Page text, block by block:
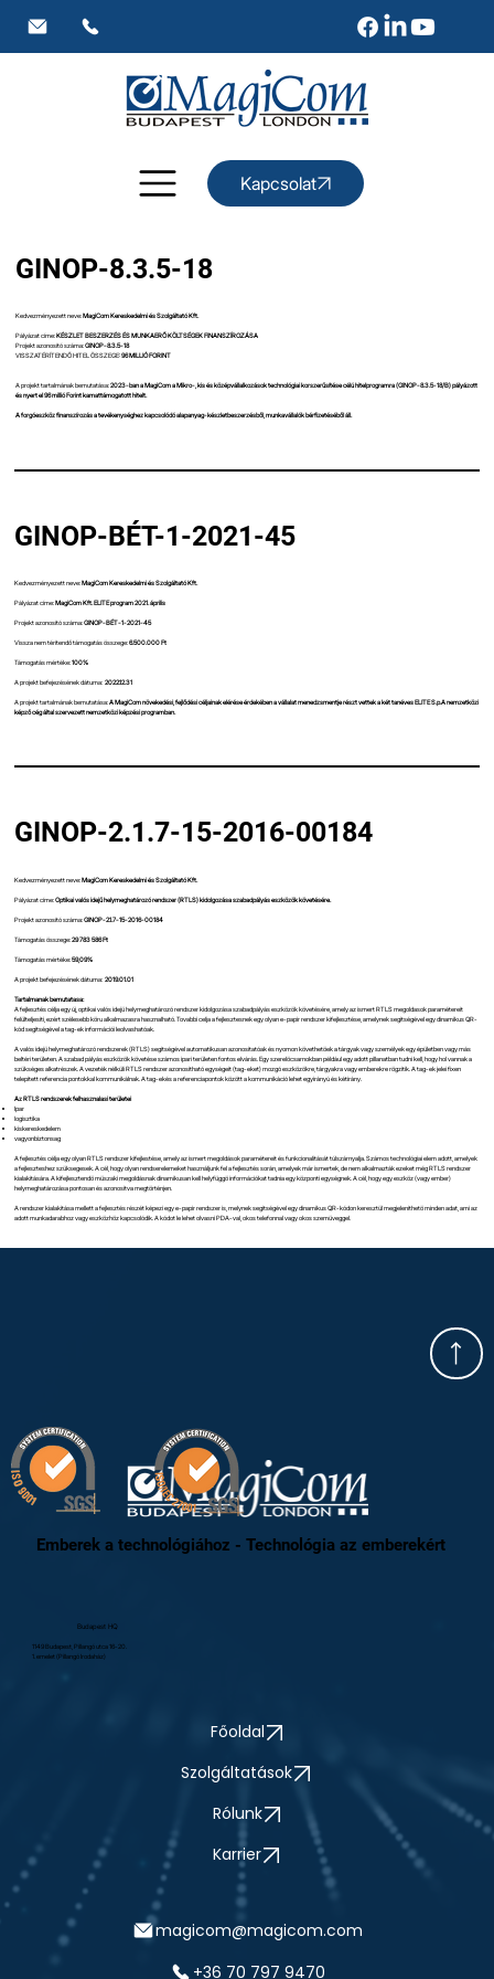
Kapcsolat
GINOP-8.3.5-18
Kedvezményezett neve:MagiCom Kereskedelmi és Szolgáltató Kft.
Pályázat címe:KÉSZLET BESZERZÉS ÉS MUNKAERŐ KÖLTSÉGEK FINANSZÍROZÁSA
Projekt azonosító száma:GINOP-8.3.5-18
VISSZATÉRÍTENDŐ HITEL ÖSSZEGE:96 MILLIÓ FORINT
A projekt tartalmának bemutatása:2023-ban a MagiCom a Mikro-, kis és középvállalkozások technológiai korszerűsítése célú hitelprogramra (GINOP-8.3.5-18/B) pályázott
és nyert el 96 millió Forint kamattámogatott hitelt.
A forgóeszköz finanszírozás a tevékenységhez kapcsolódó alapanyag-készletbeszerzésből, munkavállalók bérfizetéséből áll.
GINOP-BÉT-1-2021-45
Kedvezményezett neve:MagiCom Kereskedelmi és Szolgáltató Kft.
Pályázat címe:MagiCom Kft. ELITE program 2021. április
Projekt azonosító száma:GINOP-BÉT-1-2021-45
Vissza nem térítendő támogatás összege:6.500.000 Ft
Támogatás mértéke:100%
A projekt befejezésének dátuma: 2022.12.31
A projekt tartalmának bemutatása:A MagiCom növekedési, fejlődési céljainak elérése érdekében a vállalat menedzsmentje részt vettek a két tanéves ELITE S.p.A nemzetközi
képző cég által szervezett nemzetközi képzési programban.
GINOP-2.1.7-15-2016-00184
Kedvezményezett neve:MagiCom Kereskedelmi és Szolgáltató Kft.
Pályázat címe:Optikai valós idejű helymeghatározó rendszer (RTLS) kidolgozása szabadpályás eszközök követésére.
Projekt azonosító száma:GINOP-2.1.7-15-2016-00184
Támogatás összege:29 783 586 Ft
Támogatás mértéke:59,09%
A projekt befejezésének dátuma: 2019.01.01
Tartalmanak bemutatasa:
A fejlesztés célja egy új, optikai valós idejü helymeghatározó rendszer kidolgozása szabadpályás eszközök követésére, amely az ismert RTLS megoldasok paramétereit
felülteljesiti, ezért szélesebb köru alkalmazasra hasznalható. Tovabbi celja a fejlesztesnek egy olyan e-papir rendszer kifejlesztése, amelynek segitségével egy dinamikus QR-
kód segitségével a tag-ek információi leolvashatóak.
A valós idejü helymeghatározó rendszerek (RTLS) segitségével automatikusan azonositatóak és nyomon követhetöek a tárgyak vagy személyek egy épületben vagy más
beltéri területen. A szabad pályás eszközök követése számos ipari területen fontos elvárás. Egy szerelöcsarnokban például egy adott pillanatban tudni kell, hogy hol vannak a
szükséges alkatrészek. A vezeték nélküli RTLS rendszer azonositható egységeit (tag-eket) mozgó eszközökre, tárgyakra vagy emberekre rögzitik. A tag-ek jelei fixen
telepitett referencia pontokkal kommunikálnak. A tag-ekés a referenciapontok között a kommunikáció lehet egyirányú és kétirány.
Az RTLS rendszerek felhasznalasi területei
Ipar
logisztika
kiskereskedelem
vagyonbiztonsag
A fejlesztés célja egy olyan RTLS rendszer kifejlestése, amely az ismert megoldások paramétereit és funkcionalitását túlszárnyalja. Számos technológiai elem adott, amelyek
a fejleszteshez szüksegesek. A cél, hogy olyan rendserelemeket használjunk fel a fejlesztés során, amelyek már ismertek, de nem alkalmazták ezeket még RTLS rendszer
kialakitására. A kifejlesztendö müszaki megoldásnak dinamikusan kell helyfüggö információkat tadnia egy központi egységnek. A cél, hogy egy eszköz (vagy ember)
helymeghatározása pontosan és azonositva megtörténjen.
A rendszer kialakitása mellett a fejlesztés részét képezi egy e-papir rendszer is, melynek segitségével egy dinamikus QR-kódon keresztül megjelenithetö minden adat, ami az
adott munkadarabhoz vagy eszközhöz kapcsolódik. A kódot le lehet olvasni PDA-val, okos telefonnal vagy okos szemüveggel.
Emberek a technológiához - Technológia az emberekért
Budapest HQ
1149 Budapest, Pillangó utca 16-20.
1. emelet (Pillangó Irodaház)
Főoldal
Szolgáltatások
Rólunk
Karrier
magicom@magicom.com
+36 70 797 9470